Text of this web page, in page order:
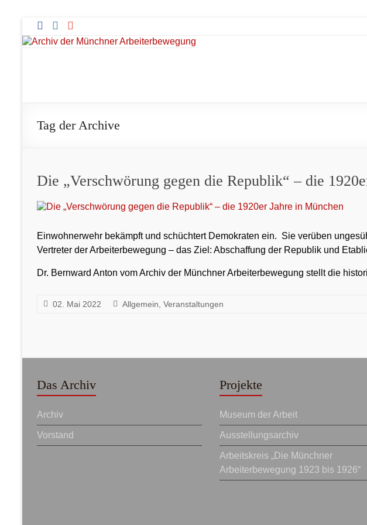
Zum
Inhalt
springen
Münchner
Arbeiterbewegung
Tag der Archive
Die „Verschwörung gegen die Republik“ – die
Einwohnerwehr bekämpft und schüchtert Demokraten ein. Sie verüben
Vertreter der Arbeiterbewegung – das Ziel: Abschaffung der Republik und
Dr. Bernward Anton vom Archiv der Münchner Arbeiterbewegung stellt die
02. Mai 2022 Allgemein Veranstaltungen
Das Archiv
Archiv
Vorstand
Projekte
Museum der Arbeit
Ausstellungsarchiv
Arbeitskreis „Die Münchner
Arbeiterbewegung 1923 bis 1926“